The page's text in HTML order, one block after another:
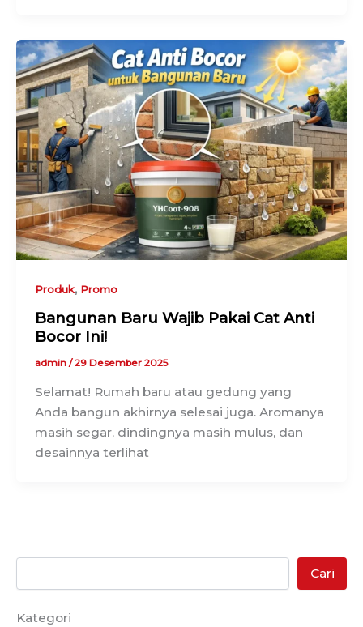
Produk, Promo
Bangunan Baru Wajib Pakai Cat Anti
Bocor Ini!
admin/29 Desember 2025
Selamat! Rumah baru atau gedung yang
Anda bangun akhirnya selesai juga. Aromanya
masih segar, dindingnya masih mulus, dan
desainnya terlihat
Cari
Kategori